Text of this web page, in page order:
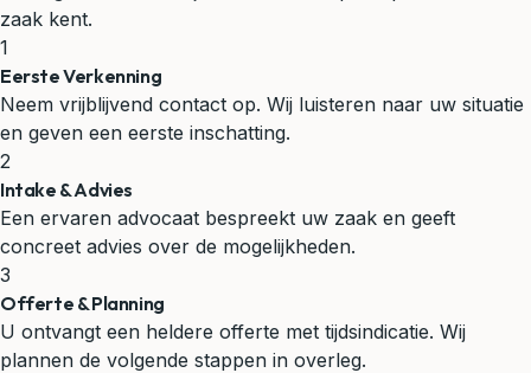
zaak kent.
1
Eerste Verkenning
Neem vrijblijvend contact op. Wij luisteren naar uw situatie
en geven een eerste inschatting.
2
Intake & Advies
Een ervaren advocaat bespreekt uw zaak en geeft
concreet advies over de mogelijkheden.
3
Offerte & Planning
U ontvangt een heldere offerte met tijdsindicatie. Wij
plannen de volgende stappen in overleg.